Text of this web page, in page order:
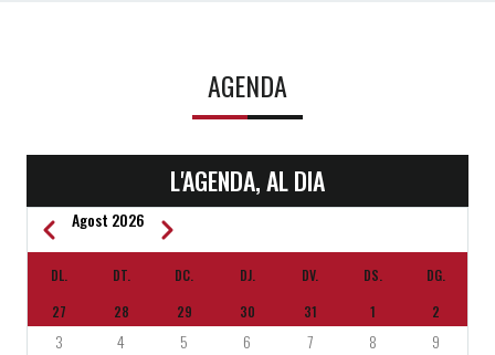
AGENDA
L'AGENDA, AL DIA
PAGINACIÓ
PreviousAgost 2026 Next
DL. DT. DC. DJ. DV. DS.
DG.
27
28 29 30 31 1 2
3 4 5 6 7 8
9